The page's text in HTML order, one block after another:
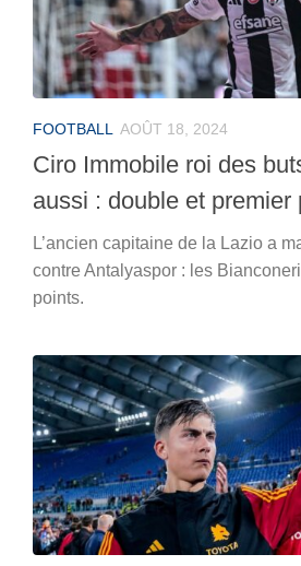
FOOTBALL AOÛT 18, 2024
Ciro Immobile roi des
aussi : double et premier
L’ancien capitaine de la Lazio a
contre Antalyaspor : les
points.